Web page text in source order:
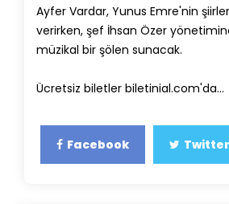
Ayfer Vardar, Yunus Emre'nin
verirken, şef İhsan Özer
müzikal bir şölen sunacak.
Ücretsiz biletler biletinial.com'da...
Facebook Twitter